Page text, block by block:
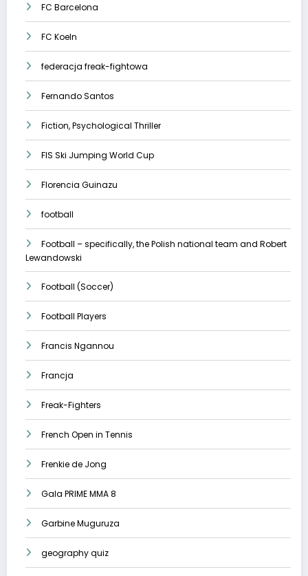
FC Barcelona
FC Koeln
federacja freak-fightowa
Fernando Santos
Fiction, Psychological Thriller
FIS Ski Jumping World Cup
Florencia Guinazu
football
Football – specifically, the Polish national team and Robert
Lewandowski
Football (Soccer)
Football Players
Francis Ngannou
Francja
Freak-Fighters
French Open in Tennis
Frenkie de Jong
Gala PRIME MMA 8
Garbine Muguruza
geography quiz